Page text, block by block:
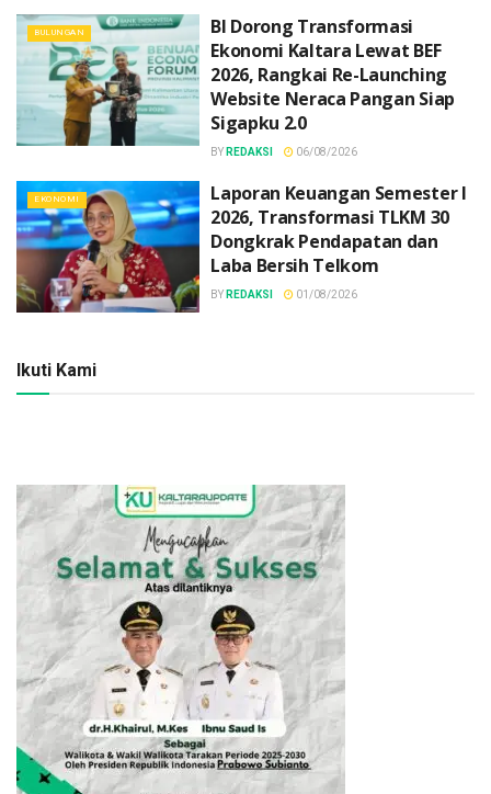
BULUNGAN
BI Dorong Transformasi
Ekonomi Kaltara Lewat BEF
2026, Rangkai Re-Launching
Website Neraca Pangan Siap
Sigapku 2.0
BY REDAKSI 06/08/2026
EKONOMI
Laporan Keuangan Semester I
2026, Transformasi TLKM 30
Dongkrak Pendapatan dan
Laba Bersih Telkom
BY REDAKSI 01/08/2026
Ikuti Kami